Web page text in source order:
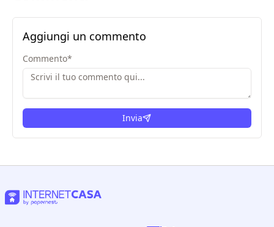
Aggiungi un commento
Commento*
Invia